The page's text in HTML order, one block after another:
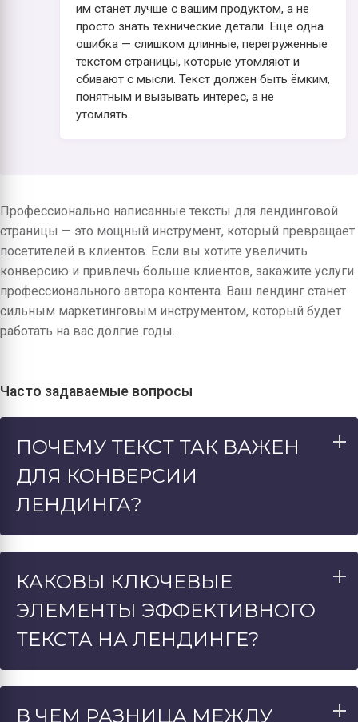
им станет лучше с вашим продуктом, а не
просто знать технические детали. Ещё одна
ошибка — слишком длинные, перегруженные
текстом страницы, которые утомляют и
сбивают с мысли. Текст должен быть ёмким,
понятным и вызывать интерес, а не
утомлять.
Профессионально написанные тексты для лендинговой
страницы — это мощный инструмент, который превращает
посетителей в клиентов. Если вы хотите увеличить
конверсию и привлечь больше клиентов, закажите услуги
профессионального автора контента. Ваш лендинг станет
сильным маркетинговым инструментом, который будет
работать на вас долгие годы.
Часто задаваемые вопросы
ПОЧЕМУ ТЕКСТ ТАК ВАЖЕН
ДЛЯ КОНВЕРСИИ
ЛЕНДИНГА?
КАКОВЫ КЛЮЧЕВЫЕ
ЭЛЕМЕНТЫ ЭФФЕКТИВНОГО
ТЕКСТА НА ЛЕНДИНГЕ?
В ЧЕМ РАЗНИЦА МЕЖДУ